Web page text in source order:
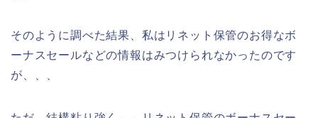
そのように調べた結果、私はリネット保管のお得なボ
ーナスセールなどの情報はみつけられなかったのです
が、、、